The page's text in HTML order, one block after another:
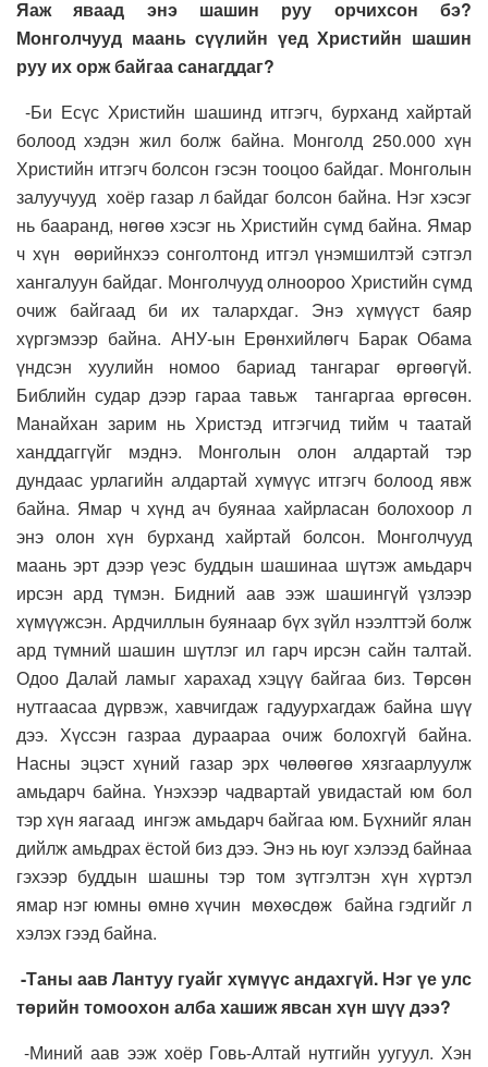
Яаж яваад энэ шашин руу орчихсон бэ?
Монголчууд маань сүүлийн үед Христийн шашин
руу их орж байгаа санагддаг?
-Би Есүс Христийн шашинд итгэгч, бурханд хайртай
болоод хэдэн жил болж байна. Монголд 250.000 хүн
Христийн итгэгч болсон гэсэн тооцоо байдаг. Монголын
залуучууд хоёр газар л байдаг болсон байна. Нэг хэсэг
нь бааранд, нөгөө хэсэг нь Христийн сүмд байна. Ямар
ч хүн өөрийнхээ сонголтонд итгэл үнэмшилтэй сэтгэл
хангалуун байдаг. Монголчууд олноороо Христийн сүмд
очиж байгаад би их талархдаг. Энэ хүмүүст баяр
хүргэмээр байна. АНУ-ын Ерөнхийлөгч Барак Обама
үндсэн хуулийн номоо бариад тангараг өргөөгүй.
Библийн судар дээр гараа тавьж тангаргаа өргөсөн.
Манайхан зарим нь Христэд итгэгчид тийм ч таатай
ханддаггүйг мэднэ. Монголын олон алдартай тэр
дундаас урлагийн алдартай хүмүүс итгэгч болоод явж
байна. Ямар ч хүнд ач буянаа хайрласан болохоор л
энэ олон хүн бурханд хайртай болсон. Монголчууд
маань эрт дээр үеэс буддын шашинаа шүтэж амьдарч
ирсэн ард түмэн. Бидний аав ээж шашингүй үзлээр
хүмүүжсэн. Ардчиллын буянаар бүх зүйл нээлттэй болж
ард түмний шашин шүтлэг ил гарч ирсэн сайн талтай.
Одоо Далай ламыг харахад хэцүү байгаа биз. Төрсөн
нутгаасаа дүрвэж, хавчигдаж гадуурхагдаж байна шүү
дээ. Хүссэн газраа дураараа очиж болохгүй байна.
Насны эцэст хүний газар эрх чөлөөгөө хязгаарлуулж
амьдарч байна. Үнэхээр чадвартай увидастай юм бол
тэр хүн яагаад ингэж амьдарч байгаа юм. Бүхнийг ялан
дийлж амьдрах ёстой биз дээ. Энэ нь юуг хэлээд байнаа
гэхээр буддын шашны тэр том зүтгэлтэн хүн хүртэл
ямар нэг юмны өмнө хүчин мөхөсдөж байна гэдгийг л
хэлэх гээд байна.
-Таны аав Лантуу гуайг хүмүүс андахгүй. Нэг үе улс
төрийн томоохон алба хашиж явсан хүн шүү дээ?
-Миний аав ээж хоёр Говь-Алтай нутгийн уугуул. Хэн